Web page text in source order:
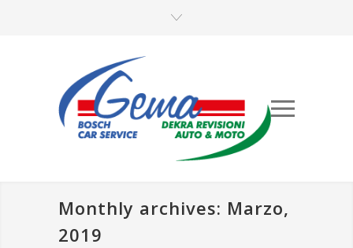
Monthly archives: Marzo,
2019